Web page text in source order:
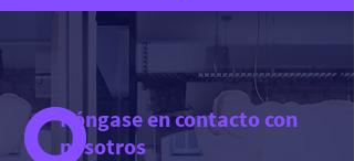
​Póngase en contacto con
nosotros